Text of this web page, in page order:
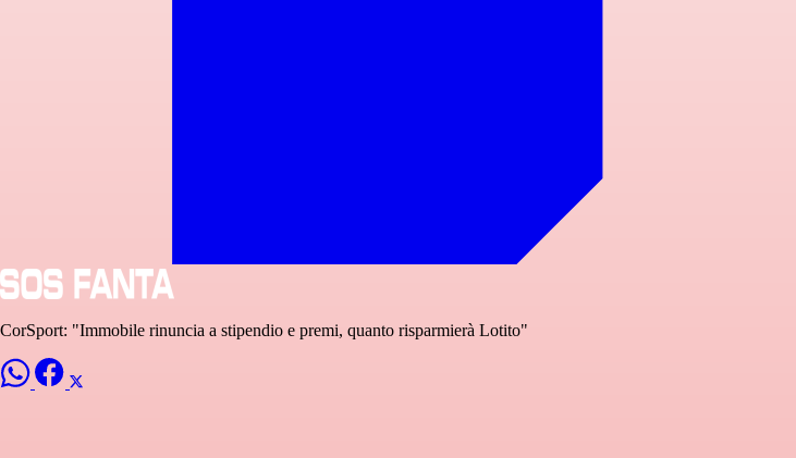
CorSport: "Immobile rinuncia a stipendio e premi, quanto risparmierà Lotito"